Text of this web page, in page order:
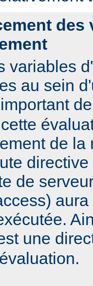
des
variables
au sein
de la
de
une